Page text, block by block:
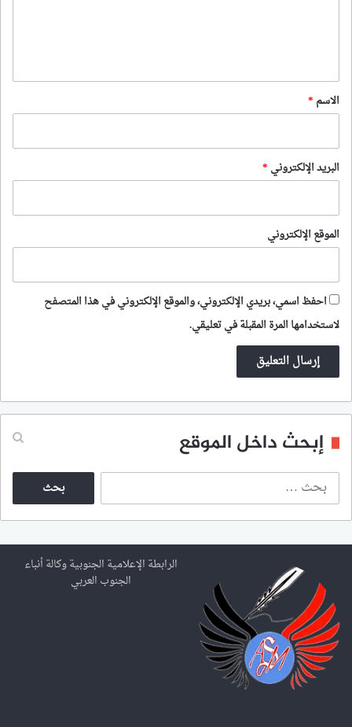
*
الاسم *
البريد الإلكتروني *
الموقع الإلكتروني
احفظ اسمي، بريدي الإلكتروني، والموقع الإلكتروني في هذا المتصفح
لاستخدامها المرة المقبلة في تعليقي.
إبحث داخل الموقع
ث
ع
ن
الرابطة الإعلامية الجنوبية وكالة أنباء
الجنوب العربي